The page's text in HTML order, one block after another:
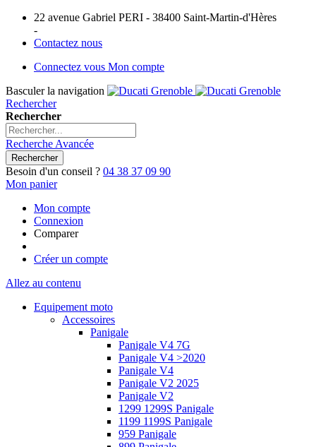
22 avenue Gabriel PERI - 38400 Saint-Martin-d'Hères
-
Contactez nous
Connectez vous Mon compte
Basculer la navigation
Rechercher
Rechercher
Recherche Avancée
Rechercher
Besoin d'un conseil ? 04 38 37 09 90
Mon panier
Mon compte
Connexion
Comparer
Créer un compte
Allez au contenu
Equipement moto
Accessoires
Panigale
Panigale V4 7G
Panigale V4 >2020
Panigale V4
Panigale V2 2025
Panigale V2
1299 1299S Panigale
1199 1199S Panigale
959 Panigale